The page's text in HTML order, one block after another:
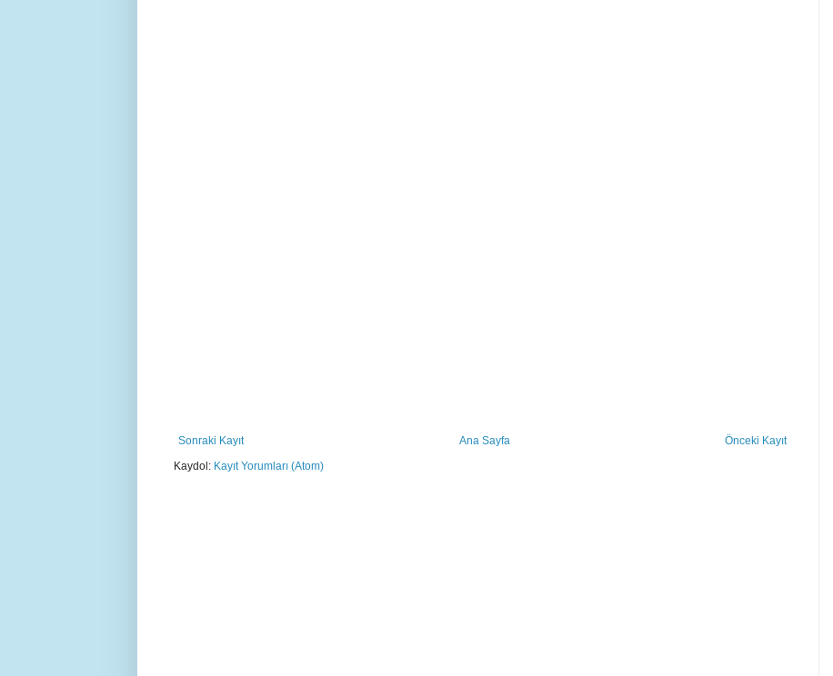
Sonraki Kayıt Önceki Kayıt
Ana Sayfa
Kaydol: Kayıt Yorumları (Atom)